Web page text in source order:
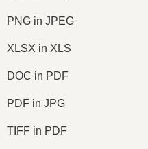
PNG in JPEG
XLSX in XLS
DOC in PDF
PDF in JPG
TIFF in PDF